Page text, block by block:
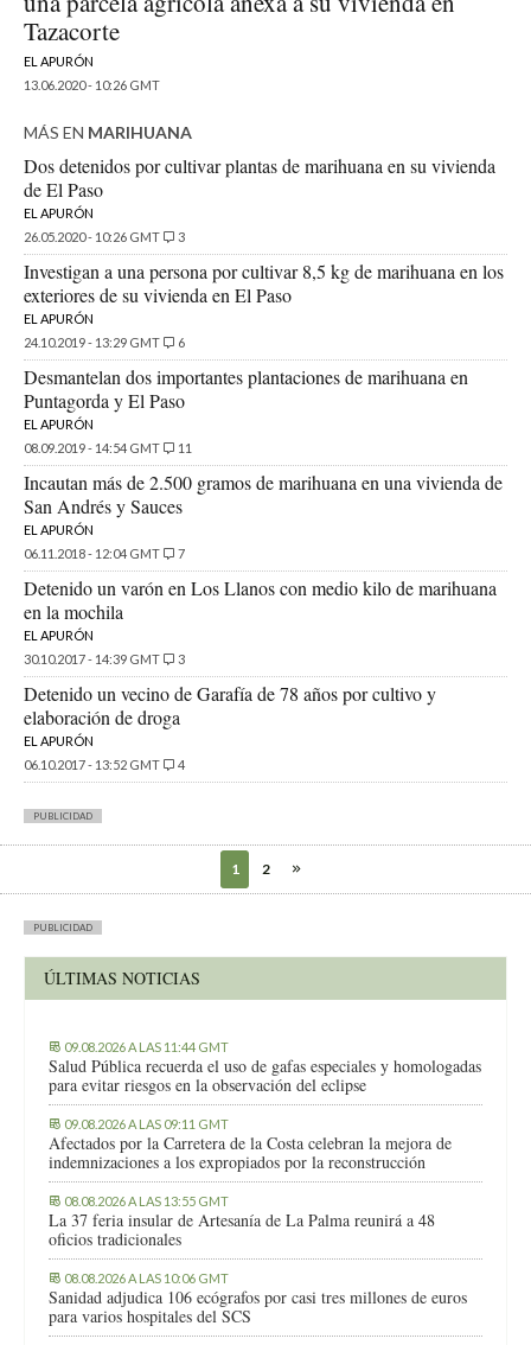
Tazacorte
EL APURÓN
13.06.2020 - 10:26 GMT
MÁS EN MARIHUANA
Dos detenidos por cultivar plantas de marihuana en su vivienda
de El Paso
EL APURÓN
26.05.2020 - 10:26 GMT
3
Investigan a una persona por cultivar 8,5 kg de marihuana en los
exteriores de su vivienda en El Paso
EL APURÓN
24.10.2019 - 13:29 GMT
6
Desmantelan dos importantes plantaciones de marihuana en
Puntagorda y El Paso
EL APURÓN
08.09.2019 - 14:54 GMT
11
Incautan más de 2.500 gramos de marihuana en una vivienda de
San Andrés y Sauces
EL APURÓN
06.11.2018 - 12:04 GMT
7
Detenido un varón en Los Llanos con medio kilo de marihuana
en la mochila
EL APURÓN
30.10.2017 - 14:39 GMT
3
Detenido un vecino de Garafía de 78 años por cultivo y
elaboración de droga
EL APURÓN
06.10.2017 - 13:52 GMT
4
PUBLICIDAD
1 2
PUBLICIDAD
ÚLTIMAS NOTICIAS
09.08.2026 A LAS 11:44 GMT
Salud Pública recuerda el uso de gafas especiales y homologadas
para evitar riesgos en la observación del eclipse
09.08.2026 A LAS 09:11 GMT
Afectados por la Carretera de la Costa celebran la mejora de
indemnizaciones a los expropiados por la reconstrucción
08.08.2026 A LAS 13:55 GMT
La 37 feria insular de Artesanía de La Palma reunirá a 48
oficios tradicionales
08.08.2026 A LAS 10:06 GMT
Sanidad adjudica 106 ecógrafos por casi tres millones de euros
para varios hospitales del SCS